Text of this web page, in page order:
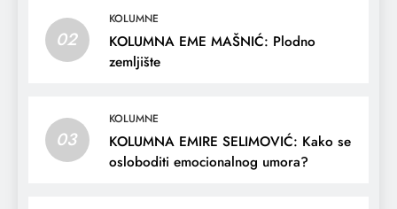
02
KOLUMNE
KOLUMNA EME MAŠNIĆ: Plodno
zemljište
03
KOLUMNE
KOLUMNA EMIRE SELIMOVIĆ: Kako se
osloboditi emocionalnog umora?